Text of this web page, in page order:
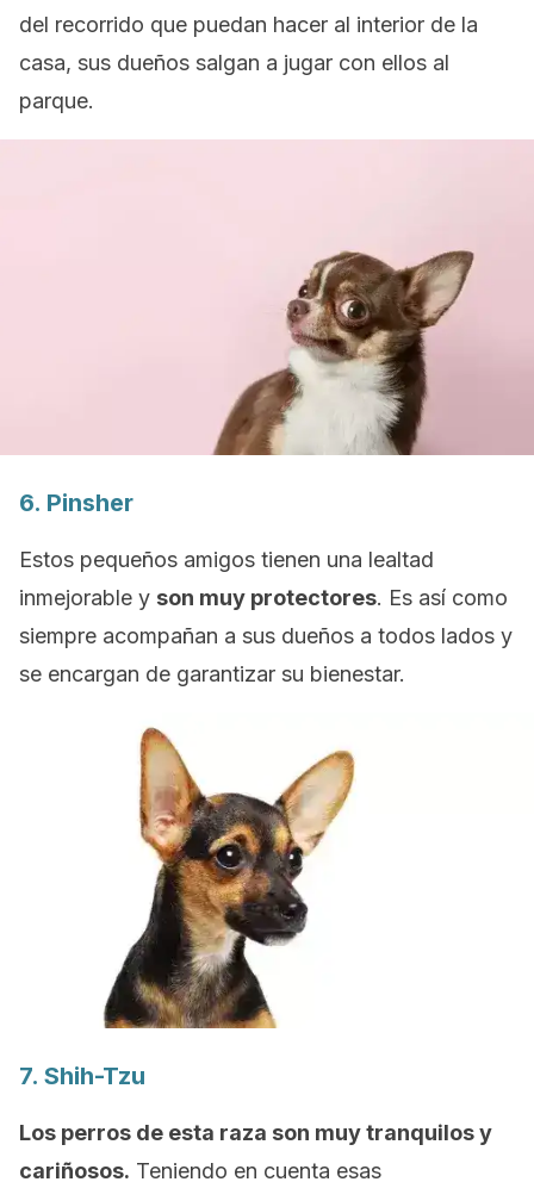
del recorrido que puedan hacer al interior de la
casa, sus dueños salgan a jugar con ellos al
parque.
6. Pinsher
Estos pequeños amigos tienen una lealtad
inmejorable y son muy protectores. Es así como
siempre acompañan a sus dueños a todos lados y
se encargan de garantizar su bienestar.
7. Shih-Tzu
Los perros de esta raza son muy tranquilos y
cariñosos. Teniendo en cuenta esas